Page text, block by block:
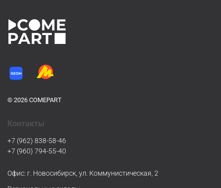
© 2026 COMEPART
Контакты
+7 (962) 838-58-46
+7 (960) 794-55-40
Офис: г. Новосибирск, ул. Коммунистическая, 2